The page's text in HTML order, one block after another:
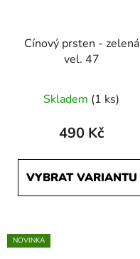
Cínový prsten - zelená
vel. 47
Skladem (1 ks)
490 Kč
VYBRAT VARIANTU
NOVINKA